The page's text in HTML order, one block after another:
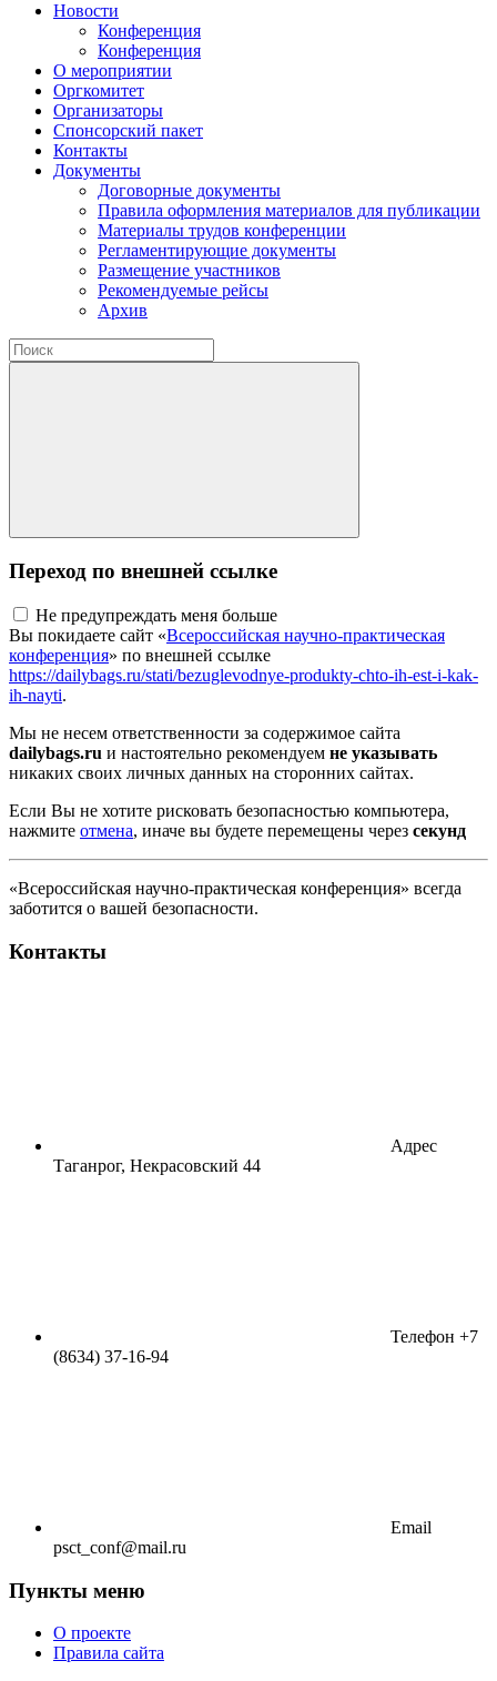
Новости
Конференция
Конференция
О мероприятии
Оргкомитет
Организаторы
Спонсорский пакет
Контакты
Документы
Договорные документы
Правила оформления материалов для публикации
Материалы трудов конференции
Регламентирующие документы
Размещение участников
Рекомендуемые рейсы
Архив
Переход по внешней ссылке
Не предупреждать меня больше
Вы покидаете сайт «Всероссийская научно-практическая
конференция» по внешней ссылке
https://dailybags.ru/stati/bezuglevodnye-produkty-chto-ih-est-i-kak-
ih-nayti.
Мы не несем ответственности за содержимое сайта
dailybags.ru и настоятельно рекомендуем не указывать
никаких своих личных данных на сторонних сайтах.
Если Вы не хотите рисковать безопасностью компьютера,
нажмите отмена, иначе вы будете перемещены через секунд
«Всероссийская научно-практическая конференция» всегда
заботится о вашей безопасности.
Контакты
Адрес
Таганрог, Некрасовский 44
Телефон +7
(8634) 37-16-94
Email
psct_conf@mail.ru
Пункты меню
О проекте
Правила сайта